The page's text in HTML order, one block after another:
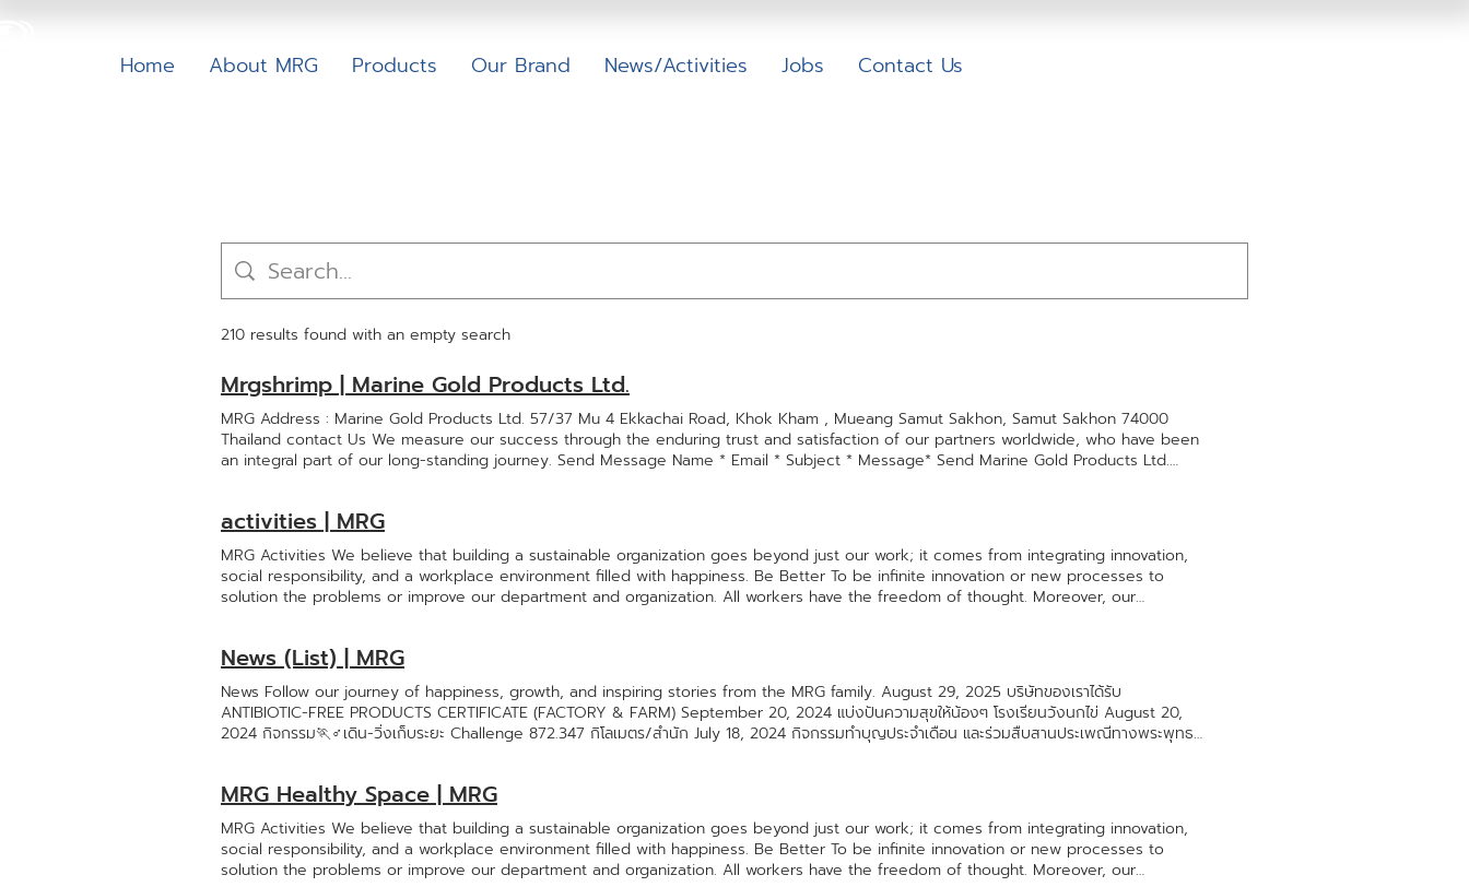
Home About MRG Products Our Brand News/Activities Jobs Contact Us
210 results found with an empty search
Mrgshrimp | Marine Gold Products Ltd.
MRG Address : Marine Gold Products Ltd. 57/37 Mu 4 Ekkachai Road, Khok Kham , Mueang Samut Sakhon, Samut Sakhon 74000
Thailand contact Us We measure our success through the enduring trust and satisfaction of our partners worldwide, who have been
an integral part of our long-standing journey. Send Message Name * Email * Subject * Message* Send Marine Gold Products Ltd.
juthamas.man@mrgshrimp.com Sriwattana Kunapermsiri Purchase Manager sriwattana@mrgshrimp.com
activities | MRG
MRG Activities We believe that building a sustainable organization goes beyond just our work; it comes from integrating innovation,
social responsibility, and a workplace environment filled with happiness. Be Better To be infinite innovation or new processes to
solution the problems or improve our department and organization. All workers have the freedom of thought. Moreover, our
interruptedly increase conform with the company philosophy to always “ Be Better” Happy WorkPlace we strongly believe in
"Workmanship" as a care valuethus we put the greatest endeavor for their well beingwe wish to deliver a great Happiness and
Growth to all MRG member Happy Workplace Happy New Year 2025 : มนต์รักลูกกุ้ง ย้อนยุคสุดปัง Happy Workplace MRG Have Fun สนุก
มันส์ in Vietnam 2024 Be Better MRG Open House2024 CSR บริจาคโลหิตครั้งที่ 72 Happy Workplace ฟุตบอลกระชับมิตร Yummy Tale
Friendly RCG CSR MRG Volunteer แบ่งปันความสุขให้น้องๆ โรงเรียนวังนกไข่ Happy Workplace MRG 24th Anniversary Happy Workplace
Tale Food Academy 2024 ครั้งที่ 1 Be Better THAIFEX 2024 First Prev 1 2 3 4 5 1 ... 1 2 3 4 5 6 ... 6 Next Last
News (List) | MRG
News Follow our journey of happiness, growth, and inspiring stories from the MRG family. August 29, 2025 บริษัทของเราได้รับ
ANTIBIOTIC-FREE PRODUCTS CERTIFICATE (FACTORY & FARM) September 20, 2024 แบ่งปันความสุขให้น้องๆ โรงเรียนวังนกไข่ August 20,
2024 กิจกรรม🏃♂️เดิน-วิ่งเก็บระยะ Challenge 872.347 กิโลเมตร/สำนัก July 18, 2024 กิจกรรมทำบุญประจำเดือน และร่วมสืบสานประเพณีทางพระพุทธ
ทัศนศึกษา กุ้งน้อยเยอร์สเซอรี่ July 24, 2024 ตรวจเยี่ยม ติดตามและตรวจประเมินมาตรฐาน ศูนย์รับเลี้ยงเด็ก กุ้งน้อยเนอร์สเซอรี่ April 12, 2024 RCG
สงกรานต์ สราญใจ September 26, 2024 “MRG Open House2024 August 20, 2024 เปิดสนาม MRG Healthy Space เพื่อเป็นสวัสดิการให้พนักงาน
ทุกคนในเครือรักชัยกรุ๊ป July 19, 2024 มอบเงินสมทบทุนเครื่องดนตรีวงโยธวาทิต 50,000 บาท ให้แก่โรงเรียนสมุทรสาครบูรณะ First Prev 1 2 3 1 ... 1 2 3
... 3 Next Last
MRG Healthy Space | MRG
MRG Activities We believe that building a sustainable organization goes beyond just our work; it comes from integrating innovation,
social responsibility, and a workplace environment filled with happiness. Be Better To be infinite innovation or new processes to
solution the problems or improve our department and organization. All workers have the freedom of thought. Moreover, our